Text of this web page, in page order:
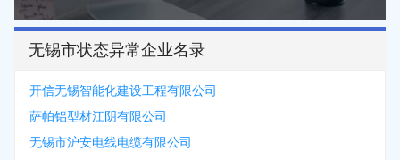
无锡市状态异常企业名录
开信无锡智能化建设工程有限公司
萨帕铝型材江阴有限公司
无锡市沪安电线电缆有限公司